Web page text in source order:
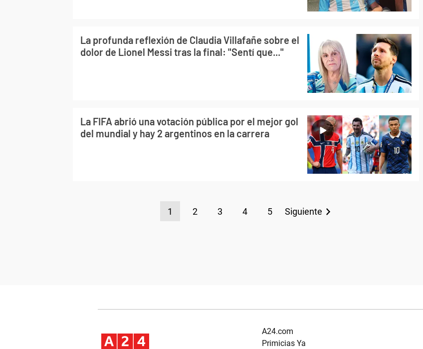
La profunda reflexión de Claudia Villafañe sobre el
dolor de Lionel Messi tras la final: "Sentí que..."
La FIFA abrió una votación pública por el mejor gol
del mundial y hay 2 argentinos en la carrera
1 2 3 4 5 Siguiente
A24.com
Primicias Ya